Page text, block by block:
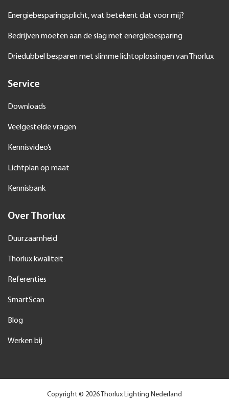
Energiebesparingsplicht, wat betekent dat voor mij?
Bedrijven moeten aan de slag met energiebesparing
Driedubbel besparen met slimme lichtoplossingen van Thorlux
Service
Downloads
Veelgestelde vragen
Kennisvideo’s
Lichtplan op maat
Kennisbank
Over Thorlux
Duurzaamheid
Thorlux kwaliteit
Referenties
SmartScan
Blog
Werken bij
Copyright © 2026 Thorlux Lighting Nederland